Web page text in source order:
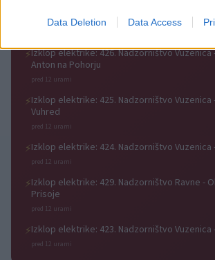
Data Deletion Data Access
Obvestila
⚡Izklop elektrike: 426. Nadzorništvo Vuzenica
Anton na Pohorju
pred 12 urami
⚡Izklop elektrike: 425. Nadzorništvo Vuzenica
Vuhred
pred 12 urami
⚡Izklop elektrike: 424. Nadzorništvo Vuzenica
pred 12 urami
⚡Izklop elektrike: 429. Nadzorništvo Ravne -
Prisoje
pred 12 urami
⚡Izklop elektrike: 423. Nadzorništvo Vuzenica
pred 12 urami